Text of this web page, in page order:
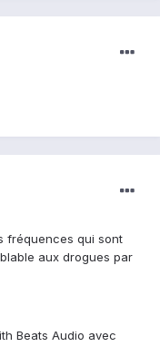
fréquences qui sont
aux drogues par
Beats Audio avec